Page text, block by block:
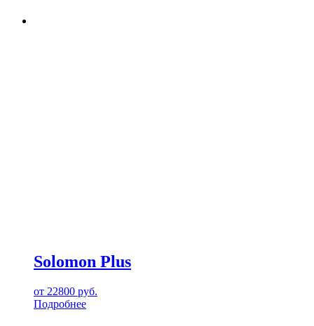
Solomon Plus
от 22800 руб.
Подробнее